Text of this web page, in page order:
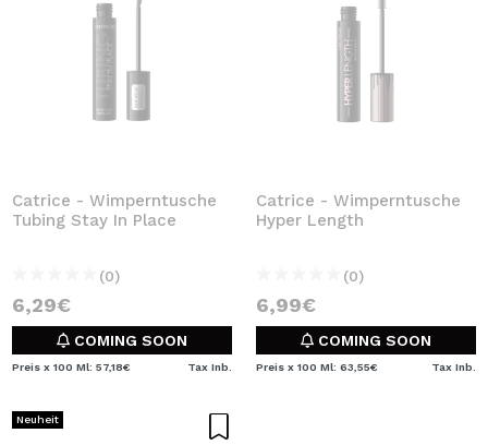
Catrice - Wimperntusche
Tubing Stay In Place
(0)
6,29€
COMING SOON
Preis x 100 Ml: 57,18€ Tax Inb.
Catrice - Wimperntusche
Hyper Length
(0)
6,99€
COMING SOON
Preis x 100 Ml: 63,55€ Tax Inb.
Neuheit